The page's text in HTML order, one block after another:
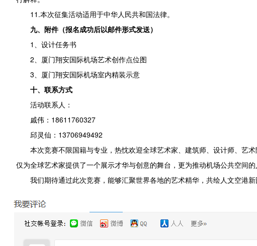
11.本次征集活动适用于中华人民共和国法律。
九、附件（报名成功后以邮件形式发送）
1、设计任务书
2、厦门翔安国际机场艺术创作点位图
3、厦门翔安国际机场室内精装示意
十、联系方式
活动联系人：
戚伟：18611760327
邱灵仙：13706949492
本次竞赛不限国籍与专业，热忱欢迎全球艺术家、建筑师、设计师、艺
仅为全球艺术家提供了一个展示才华与创意的舞台，更为推动机场公共空间
我们期待通过此次竞赛，能够汇聚世界各地的艺术精华，共绘人文空港新